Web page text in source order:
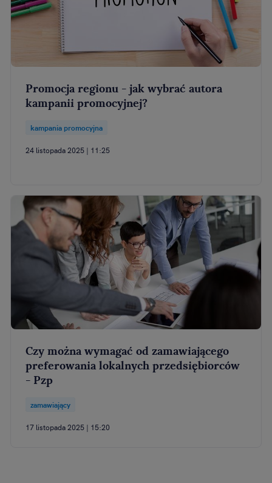
Promocja regionu - jak wybrać autora
kampanii promocyjnej?
kampania promocyjna
24 listopada 2025 | 11:25
Czy można wymagać od zamawiającego
preferowania lokalnych przedsiębiorców
- Pzp
zamawiający
17 listopada 2025 | 15:20